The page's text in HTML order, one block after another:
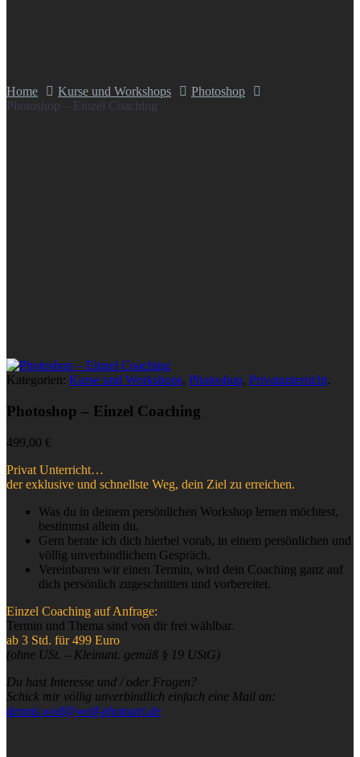
Home Kurse und Workshops
Photoshop
Photoshop – Einzel Coaching
Kategorien: Kurse und Workshops, Photoshop, Privatunterricht.
Photoshop – Einzel Coaching
499,00 €
Privat Unterricht…
der exklusive und schnellste Weg, dein Ziel zu erreichen.
Was du in deinem persönlichen Workshop lernen möchtest,
bestimmst allein du.
Gern berate ich dich hierbei vorab, in einem persönlichen und
völlig unverbindlichem Gespräch.
Vereinbaren wir einen Termin, wird dein Coaching ganz auf
dich persönlich zugeschnitten und vorbereitet.
Einzel Coaching auf Anfrage:
Termin und Thema sind von dir frei wählbar.
ab 3 Std. für 499 Euro
(ohne USt. – Kleinunt. gemäß § 19 UStG)
Du hast Interesse und / oder Fragen?
Schick mir völlig unverbindlich einfach eine Mail an:
dennis.wolf@wolf-photoart.de